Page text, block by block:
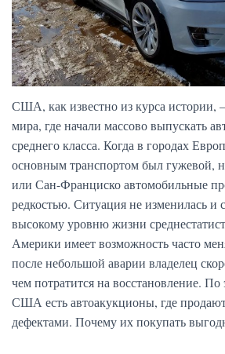
США, как известно из курса истории,
мира, где начали массово выпускать
среднего класса. Когда в городах
основным транспортом был гужевой,
или Сан-Франциско автомобильные
редкостью. Ситуация не изменилась и
высокому уровню жизни
Америки имеет возможность часто
после небольшой аварии владелец
чем потратится на восстановление.
США есть автоакукционы, где
дефектами. Почему их покупать